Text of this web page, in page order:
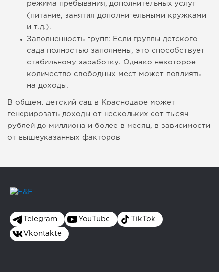
режима пребывания, дополнительных услуг
(питание, занятия дополнительными кружками
и т.д.).
Заполненность групп: Если группы детского
сада полностью заполнены, это способствует
стабильному заработку. Однако некоторое
количество свободных мест может повлиять
на доходы.
В общем, детский сад в Краснодаре может
генерировать доходы от нескольких сот тысяч
рублей до миллиона и более в месяц, в зависимости
от вышеуказанных факторов
Telegram YouTube TikTok
Vkontakte